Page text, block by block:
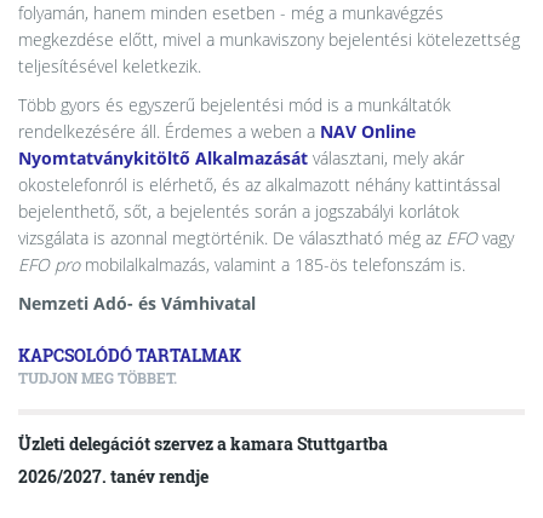
folyamán, hanem minden esetben - még a munkavégzés
megkezdése előtt, mivel a munkaviszony bejelentési kötelezettség
teljesítésével keletkezik.
Több gyors és egyszerű bejelentési mód is a munkáltatók
rendelkezésére áll. Érdemes a weben a NAV Online
Nyomtatványkitöltő Alkalmazását választani, mely akár
okostelefonról is elérhető, és az alkalmazott néhány kattintással
bejelenthető, sőt, a bejelentés során a jogszabályi korlátok
vizsgálata is azonnal megtörténik. De választható még az EFOvagy
EFO promobilalkalmazás, valamint a 185-ös telefonszám is.
Nemzeti Adó- és Vámhivatal
KAPCSOLÓDÓ TARTALMAK
TUDJON MEG TÖBBET.
Üzleti delegációt szervez a kamara Stuttgartba
2026/2027. tanév rendje